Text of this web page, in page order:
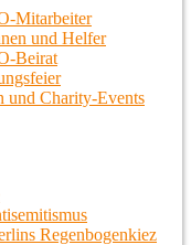
Mitarbeiter
und Helfer
Beirat
und Charity-Events
Regenbogenkiez